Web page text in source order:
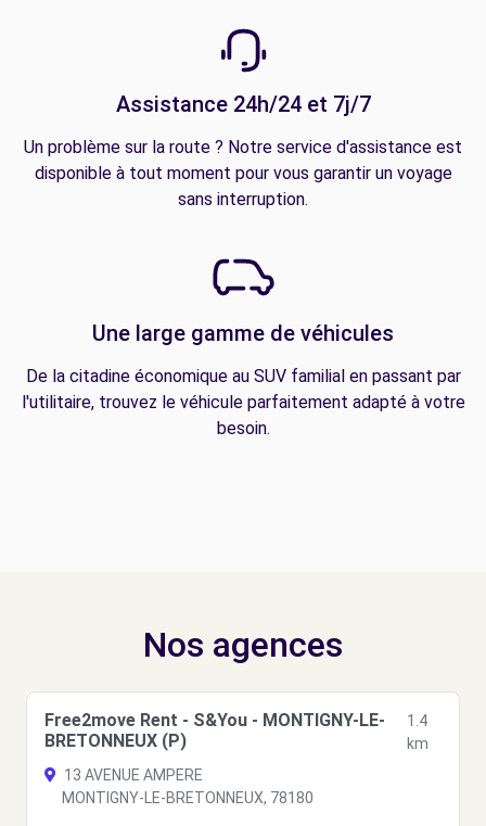
Assistance 24h/24 et 7j/7
Un problème sur la route ? Notre service d'assistance est
disponible à tout moment pour vous garantir un voyage
sans interruption.
Une large gamme de véhicules
De la citadine économique au SUV familial en passant par
l'utilitaire, trouvez le véhicule parfaitement adapté à votre
besoin.
Nos agences
Free2move Rent - S&You - MONTIGNY-LE-
BRETONNEUX (P)
1.4
km
13 AVENUE AMPERE
MONTIGNY-LE-BRETONNEUX, 78180